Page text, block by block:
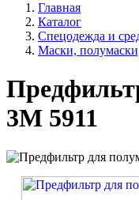
Главная
Каталог
Спецодежда и
Маски,
3М 5911